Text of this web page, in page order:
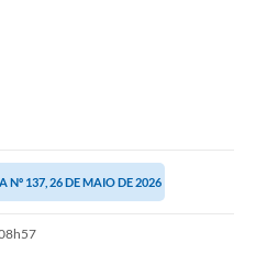
Nº 137, 26 DE MAIO DE 2026